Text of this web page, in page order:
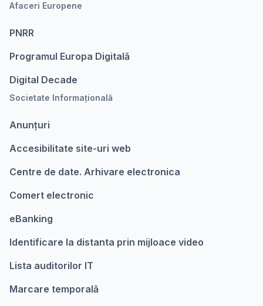
Afaceri Europene
PNRR
Programul Europa Digitalǎ
Digital Decade
Societate Informațională
Anunțuri
Accesibilitate site-uri web
Centre de date. Arhivare electronica
Comert electronic
eBanking
Identificare la distanta prin mijloace video
Lista auditorilor IT
Marcare temporalǎ